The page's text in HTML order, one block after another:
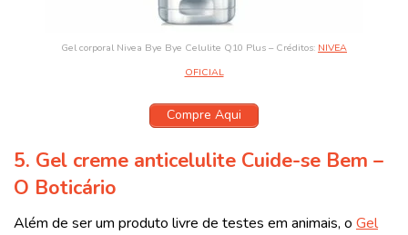
Gel corporal Nivea Bye Bye Celulite Q10 Plus – Créditos: NIVEA
OFICIAL
Compre Aqui
5. Gel creme anticelulite Cuide-se Bem –
O Boticário
Além de ser um produto livre de testes em animais, o Gel